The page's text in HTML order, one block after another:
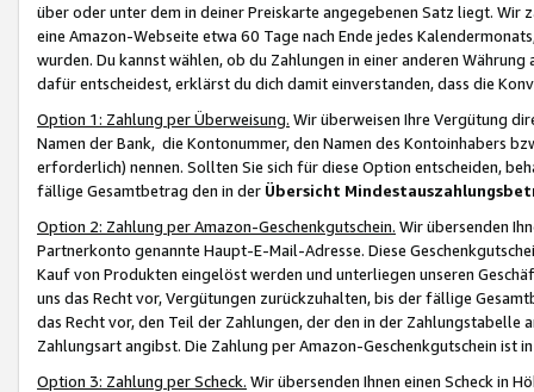
über oder unter dem in deiner Preiskarte angegebenen Satz liegt.
eine Amazon-Webseite etwa 60 Tage nach Ende jedes
wurden. Du kannst wählen, ob du Zahlungen in einer anderen
dafür entscheidest, erklärst du dich damit einverstanden, dass die
Option 1: Zahlung per Überweisung. Wir überweisen Ihre Vergütung
Namen der Bank, die Kontonummer, den Namen des Kontoinhabers
erforderlich) nennen. Sollten Sie sich für diese Option entscheiden,
fällige Gesamtbetrag den in der Übersicht
Option 2: Zahlung per Amazon-Geschenkgutschein. Wir übersenden
Partnerkonto genannte Haupt-E-Mail-Adresse. Diese
Kauf von Produkten eingelöst werden und unterliegen unseren
uns das Recht vor, Vergütungen zurückzuhalten, bis der fällige
das Recht vor, den Teil der Zahlungen, der den in der
Zahlungsart angibst. Die Zahlung per Amazon-Geschenkgutschein ist
Option 3: Zahlung per Scheck. Wir übersenden Ihnen einen Scheck in